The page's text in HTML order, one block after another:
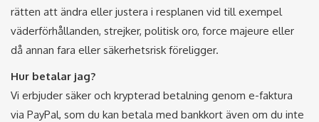
rätten att ändra eller justera i resplanen vid till exempel
väderförhållanden, strejker, politisk oro, force majeure eller
då annan fara eller säkerhetsrisk föreligger.
Hur betalar jag?
Vi erbjuder säker och krypterad betalning genom e-faktura
via PayPal, som du kan betala med bankkort även om du inte